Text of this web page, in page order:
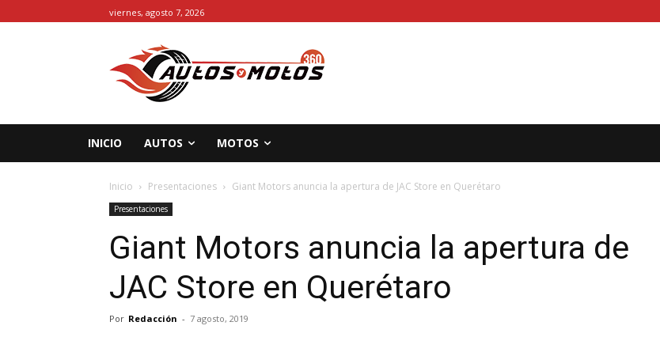
viernes, agosto 7, 2026
INICIO AUTOS MOTOS
Inicio Presentaciones Giant Motors anuncia la apertura de JAC Store en Querétaro
Presentaciones
Giant Motors anuncia la apertura de
JAC Store en Querétaro
Por Redacción - 7 agosto, 2019